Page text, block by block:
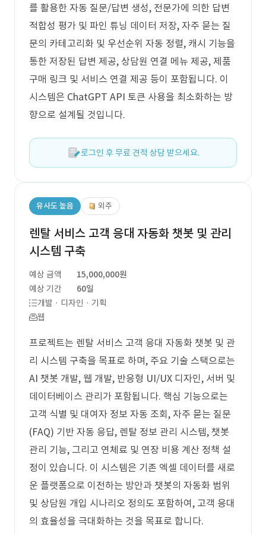
를 활용한 자동 질문/답변 생성, 전문가에 의한 답변
적합성 평가 및 파인 튜닝 데이터 저장, 자주 묻는 질
문의 카테고리화 및 우선순위 자동 정렬, 캐시 기능을
통한 저장된 답변 제공, 상담원 연결 메뉴 제공, 제품
구매 링크 및 서비스 연결 제공 등이 포함됩니다. 이
시스템은 ChatGPT API 토큰 사용을 최소화하는 방
향으로 설계될 것입니다.
로그인 후 무료 견적 상담 받으세요.
유사도 높음 외주
렌탈 서비스 고객 응대 자동화 챗봇 및 관리
시스템 구축
예상 금액
15,000,000원
예상 기간
60일
개발 · 디자인 · 기획
웹
프로젝트는 렌탈 서비스 고객 응대 자동화 챗봇 및 관
리 시스템 구축을 목표로 하며, 주요 기술 스택으로는
AI 챗봇 개발, 웹 개발, 반응형 UI/UX 디자인, 서버 및
데이터베이스 관리가 포함됩니다. 핵심 기능으로는
고객 식별 및 대여자 정보 자동 조회, 자주 묻는 질문
(FAQ) 기반 자동 응답, 렌탈 정보 관리 시스템, 챗봇
관리 기능, 그리고 연체료 및 연장 비용 계산 정책 설
정이 있습니다. 이 시스템은 기존 엑셀 데이터를 새로
운 플랫폼으로 이전하는 방안과 챗봇의 자동화 범위
및 상담원 개입 시나리오 정의도 포함하여, 고객 응대
의 효율성을 극대화하는 것을 목표로 합니다.